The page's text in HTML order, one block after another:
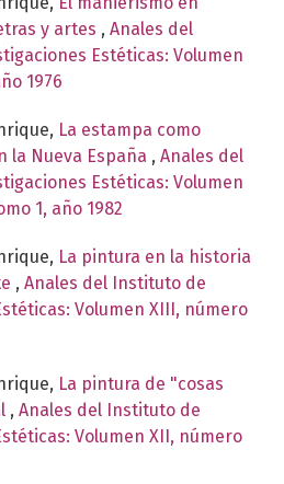
y artes , Anales del
Estéticas: Volumen
1976
La estampa como
la Nueva España , Anales del
Estéticas: Volumen
1, año 1982
La pintura en la historia
, Anales del Instituto de
Volumen XIII, número
La pintura de "cosas
, Anales del Instituto de
Volumen XII, número